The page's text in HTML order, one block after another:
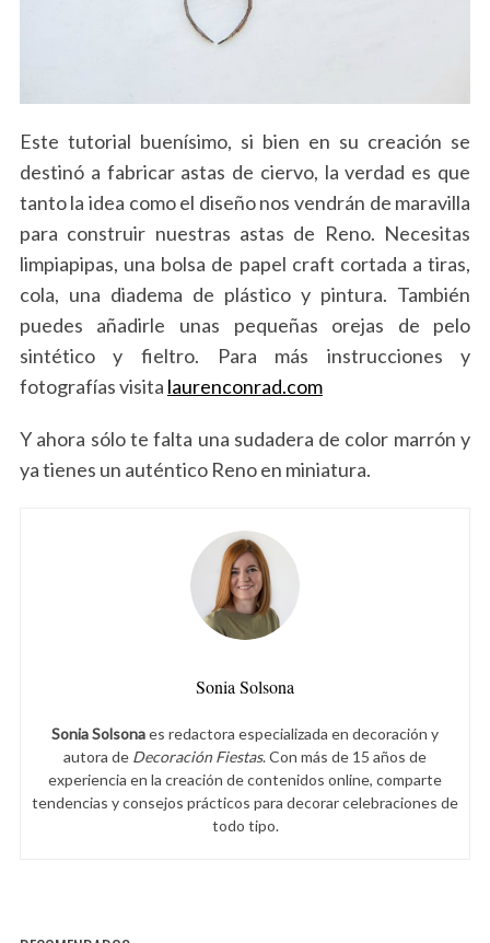
Este tutorial buenísimo, si bien en su creación se
destinó a fabricar astas de ciervo, la verdad es que
tanto la idea como el diseño nos vendrán de maravilla
para construir nuestras astas de Reno. Necesitas
limpiapipas, una bolsa de papel craft cortada a tiras,
cola, una diadema de plástico y pintura. También
puedes añadirle unas pequeñas orejas de pelo
sintético y fieltro. Para más instrucciones y
fotografías visita laurenconrad.com
Y ahora sólo te falta una sudadera de color marrón y
ya tienes un auténtico Reno en miniatura.
Sonia Solsona
Sonia Solsonaes redactora especializada en decoración y
autora de Decoración Fiestas. Con más de 15 años de
experiencia en la creación de contenidos online, comparte
tendencias y consejos prácticos para decorar celebraciones de
todo tipo.